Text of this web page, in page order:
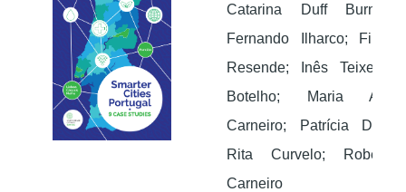
Catarina Duff Burnay;
Fernando Ilharco; Filipe
Resende; Inês Teixeira-
Botelho; Maria Ana
Carneiro; Patrícia Dias;
Rita Curvelo; Roberto
Carneiro